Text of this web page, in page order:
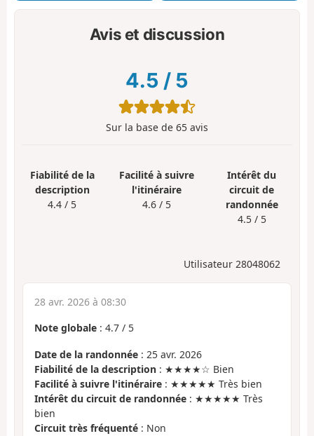
Avis et discussion
4.5 / 5
Sur la base de 65 avis
Fiabilité de la
description
4.4 / 5
Facilité à suivre
l'itinéraire
4.6 / 5
Intérêt du
circuit de
randonnée
4.5 / 5
Utilisateur 28048062
28 avr. 2026 à 08:30
Note globale : 4.7 / 5
Date de la randonnée : 25 avr. 2026
Fiabilité de la description : ★★★★☆ Bien
Facilité à suivre l'itinéraire : ★★★★★ Très bien
Intérêt du circuit de randonnée : ★★★★★ Très
bien
Circuit très fréquenté : Non